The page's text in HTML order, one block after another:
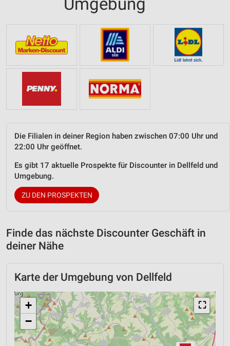
Die Filialen in deiner Region haben zwischen 07:00 Uhr und
22:00 Uhr geöffnet.
Es gibt 17 aktuelle Prospekte für Discounter in Dellfeld und
Umgebung.
ZU DEN PROSPEKTEN
Finde das nächste Discounter Geschäft in
deiner Nähe
Karte der Umgebung von Dellfeld
⛶
+
−